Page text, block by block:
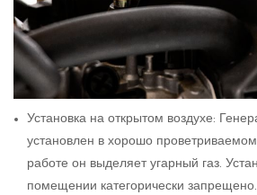
Установка на открытом воздухе:
установлен в хорошо проветриваемом
работе он выделяет угарный газ.
помещении категорически запрещено.